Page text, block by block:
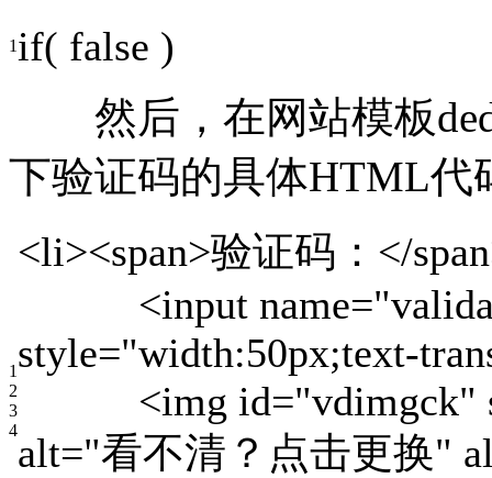
1 if( false )
然后，在网站模板
下验证码的具体HTML代
1
2
3
4
<li><span>验证码： </span
<input name=
style="width:50px;text-
<img id="vdimgck"
alt="看不清？点击更换"